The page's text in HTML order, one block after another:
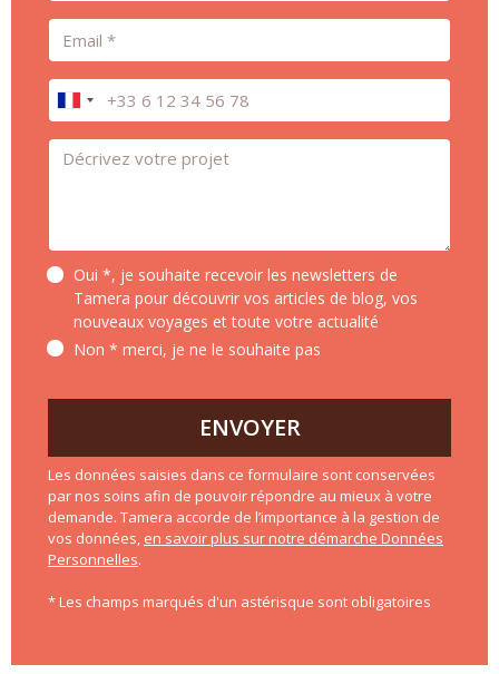
Email
Téléphone
Message *
Oui *, je souhaite recevoir les newsletters de
Tamera pour découvrir vos articles de blog, vos
nouveaux voyages et toute votre actualité
Non * merci, je ne le souhaite pas
ENVOYER
Les données saisies dans ce formulaire sont conservées
par nos soins afin de pouvoir répondre au mieux à votre
demande. Tamera accorde de l’importance à la gestion de
vos données, en savoir plus sur notre démarche Données
Personnelles.
* Les champs marqués d'un astérisque sont obligatoires